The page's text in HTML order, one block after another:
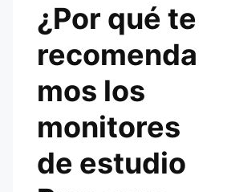
¿Por qué te
recomenda
mos los
monitores
de estudio